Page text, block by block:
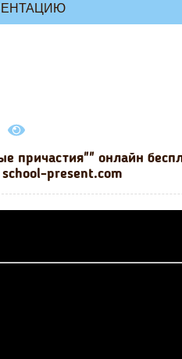
причастия"" онлайн
school-present.com